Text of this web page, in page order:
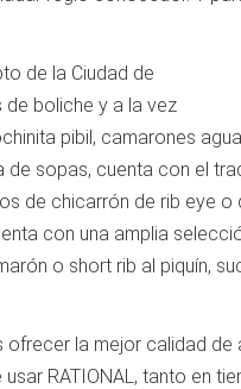
de la Ciudad de
boliche y a la vez
pibil, camarones
sopas, cuenta con el
de chicarrón de rib eye o
con una amplia
o short rib al piquín,
ofrecer la mejor calidad
RATIONAL, tanto en